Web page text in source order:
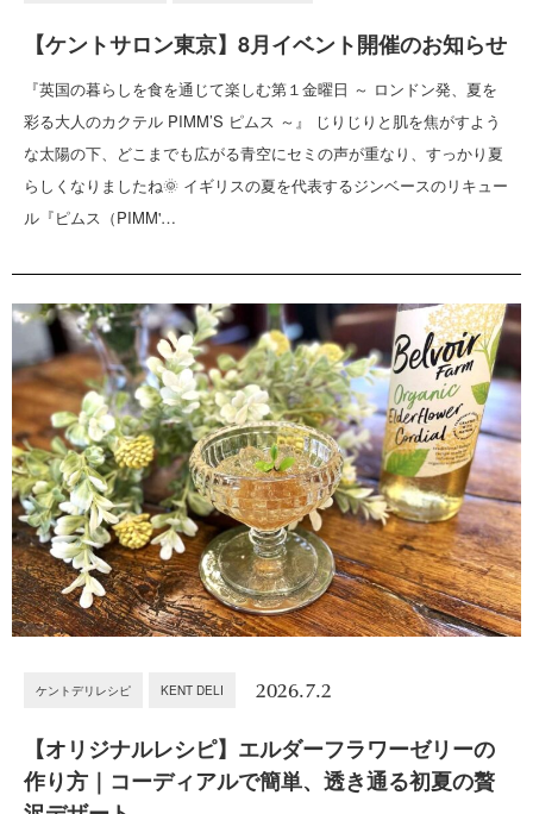
【ケントサロン東京】8月イベント開催のお知らせ
『英国の暮らしを食を通じて楽しむ第１金曜日 ～ ロンドン発、夏を
彩る大人のカクテル PIMM’S ピムス ～』 じりじりと肌を焦がすよう
な太陽の下、どこまでも広がる青空にセミの声が重なり、すっかり夏
らしくなりましたね🌞 イギリスの夏を代表するジンベースのリキュー
ル『ピムス（PIMM'…
ケントデリレシピ KENT DELI 2026.7.2
【オリジナルレシピ】エルダーフラワーゼリーの
作り方｜コーディアルで簡単、透き通る初夏の贅